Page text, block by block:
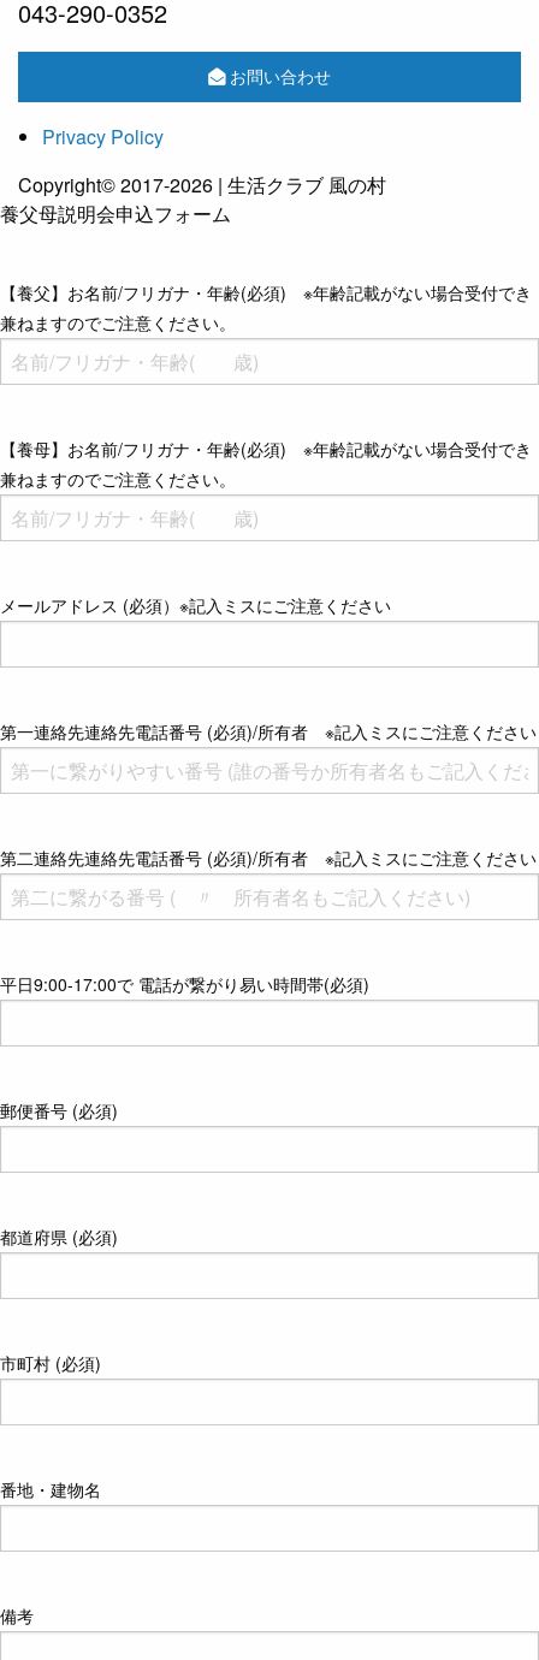
043-290-0352
お問い合わせ
Privacy Policy
Copyright© 2017-2026 | 生活クラブ 風の村
養父母説明会申込フォーム
【養父】お名前/フリガナ・年齢(必須) ※年齢記載がない場合受付でき
兼ねますのでご注意ください。
【養母】お名前/フリガナ・年齢(必須) ※年齢記載がない場合受付でき
兼ねますのでご注意ください。
メールアドレス (必須）※記入ミスにご注意ください
第一連絡先連絡先電話番号 (必須)/所有者 ※記入ミスにご注意ください
第二連絡先連絡先電話番号 (必須)/所有者 ※記入ミスにご注意ください
平日9:00-17:00で 電話が繋がり易い時間帯(必須)
郵便番号 (必須)
都道府県 (必須)
市町村 (必須)
番地・建物名
備考